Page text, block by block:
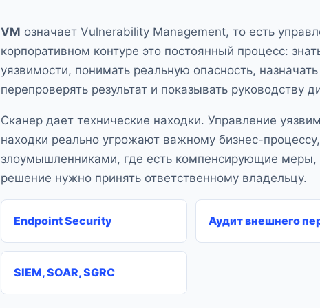
VM означает Vulnerability Management, то есть
корпоративном контуре это постоянный процесс:
уязвимости, понимать реальную опасность,
перепроверять результат и показывать руководству
Сканер дает технические находки. Управление
находки реально угрожают важному бизнес-
злоумышленниками, где есть компенсирующие меры,
решение нужно принять ответственному владельцу.
Endpoint Security Аудит внешнего
SIEM, SOAR, SGRC